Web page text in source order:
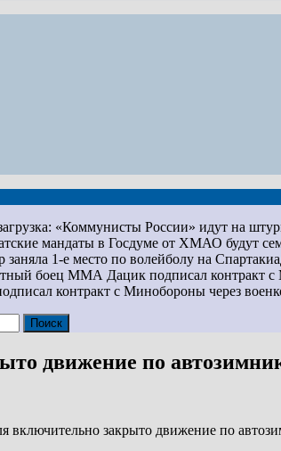
«Коммунисты России» идут на
мандаты в Госдуме от ХМАО будут
заняла 1-е место по волейболу на
боец ММА Дацик подписал контракт
контракт с Минобороны через
движение по
включительно закрыто движение по